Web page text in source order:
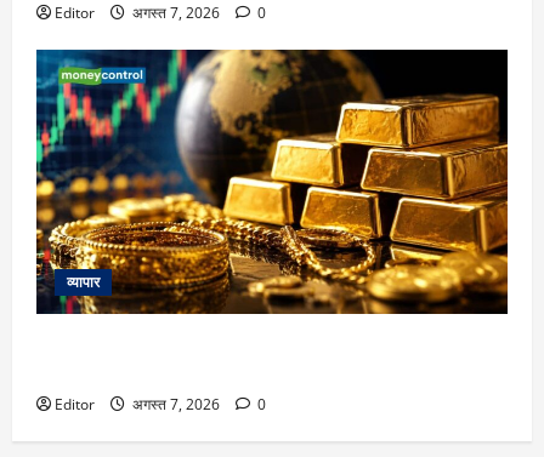
Editor अगस्त 7, 2026 0
व्यापार
Editor अगस्त 7, 2026 0